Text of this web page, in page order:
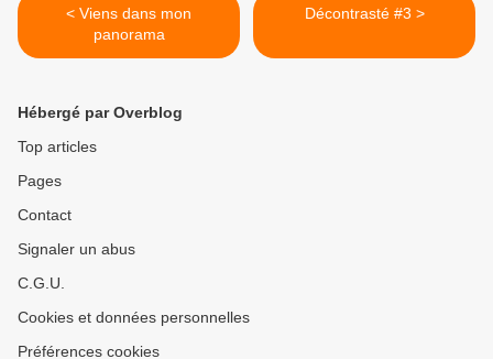
< Viens dans mon
panorama
Décontrasté #3 >
Hébergé par Overblog
Top articles
Pages
Contact
Signaler un abus
C.G.U.
Cookies et données personnelles
Préférences cookies